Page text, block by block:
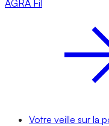
AGRA Fil
Votre veille sur la